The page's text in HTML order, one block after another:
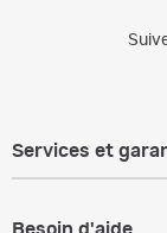
Services et